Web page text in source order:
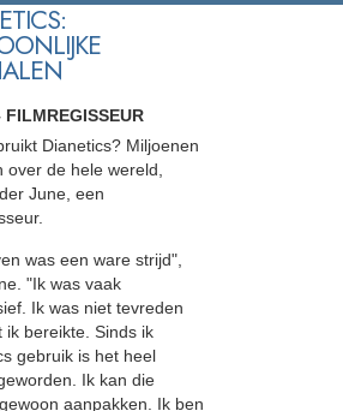
FILMREGISSEUR
Dianetics? Miljoenen
over de hele wereld,
June, een
was een ware strijd",
"Ik was vaak
Ik was niet tevreden
ik bereikte. Sinds ik
gebruik is het heel
Ik kan die
aanpakken. Ik ben